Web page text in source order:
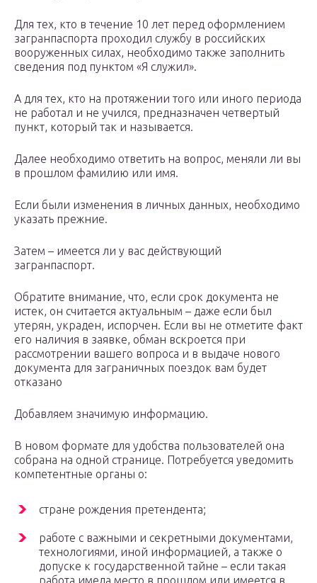
Для тех, кто в течение 10 лет перед оформлением
загранпаспорта проходил службу в российских
вооруженных силах, необходимо также заполнить
сведения под пунктом «Я служил».
А для тех, кто на протяжении того или иного периода
не работал и не учился, предназначен четвертый
пункт, который так и называется.
Далее необходимо ответить на вопрос, меняли ли вы
в прошлом фамилию или имя.
Если были изменения в личных данных, необходимо
указать прежние.
Затем – имеется ли у вас действующий
загранпаспорт.
Обратите внимание, что, если срок документа не
истек, он считается актуальным – даже если был
утерян, украден, испорчен. Если вы не отметите факт
его наличия в заявке, обман вскроется при
рассмотрении вашего вопроса и в выдаче нового
документа для заграничных поездок вам будет
отказано
Добавляем значимую информацию.
В новом формате для удобства пользователей она
собрана на одной странице. Потребуется уведомить
компетентные органы о:
стране рождения претендента;
работе с важными и секретными документами,
технологиями, иной информацией, а также о
допуске к государственной тайне – если такая
работа имела место в прошлом или имеется в